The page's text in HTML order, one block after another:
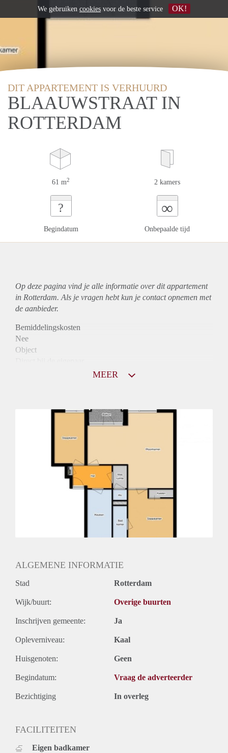
DIT APPARTEMENT IS VERHUURD
BLAAUWSTRAAT IN
ROTTERDAM
61 m2 2 kamers
?
Begindatum
∞
Onbepaalde tijd
Op deze pagina vind je alle informatie over ditappartement
in Rotterdam. Als je vragen hebt kun je contact opnemen met
de aanbieder.
Bemiddelingskosten
Nee
Object
MEER
ALGEMENE INFORMATIE
Stad Rotterdam
Wijk/buurt: Overige buurten
Inschrijven gemeente: Ja
Opleverniveau: Kaal
Huisgenoten: Geen
Begindatum: Vraag de adverteerder
Bezichtiging In overleg
FACILITEITEN
Eigen badkamer
We gebruiken cookies voor de beste service OK!